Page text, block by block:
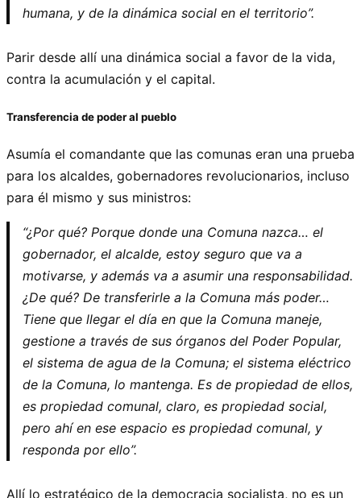
humana, y de la dinámica social en el territorio”.
Parir desde allí una dinámica social a favor de la vida,
contra la acumulación y el capital.
Transferencia de poder al pueblo
Asumía el comandante que las comunas eran una prueba
para los alcaldes, gobernadores revolucionarios, incluso
para él mismo y sus ministros:
“¿Por qué? Porque donde una Comuna nazca… el
gobernador, el alcalde, estoy seguro que va a
motivarse, y además va a asumir una responsabilidad.
¿De qué? De transferirle a la Comuna más poder…
Tiene que llegar el día en que la Comuna maneje,
gestione a través de sus órganos del Poder Popular,
el sistema de agua de la Comuna; el sistema eléctrico
de la Comuna, lo mantenga. Es de propiedad de ellos,
es propiedad comunal, claro, es propiedad social,
pero ahí en ese espacio es propiedad comunal, y
responda por ello”.
Allí lo estratégico de la democracia socialista, no es un